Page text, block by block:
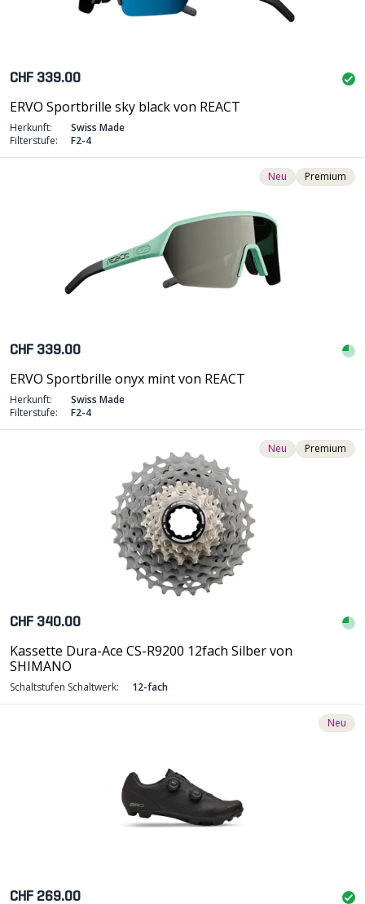
CHF 339.00
ERVO Sportbrille sky black von REACT
Herkunft:
Swiss Made
Filterstufe:
F2-4
Neu Premium
CHF 339.00
ERVO Sportbrille onyx mint von REACT
Herkunft:
Swiss Made
Filterstufe:
F2-4
Neu Premium
CHF 340.00
Kassette Dura-Ace CS-R9200 12fach Silber von
SHIMANO
Schaltstufen Schaltwerk: 12-fach
Neu
CHF 269.00